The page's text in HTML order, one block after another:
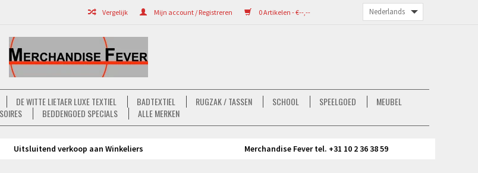
0 Artikelen - €--,--
Mijn account / Registreren
Vergelijk
DE WITTE LIETAER LUXE TEXTIEL BADTEXTIEL RUGZAK / TASSEN SCHOOL SPEELGOED
MEUBEL
BEDDENGOED SPECIALS ALLE MERKEN
Uitsluitend verkoop aan Winkeliers Merchandise Fever tel. +31 10 2 36 38 59